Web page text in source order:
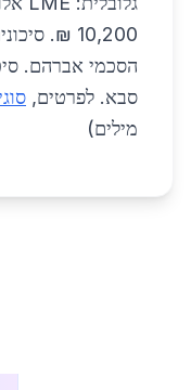
10,200 ₪.
הסכמי אברהם.
סבא. לפרטים,
מילים)